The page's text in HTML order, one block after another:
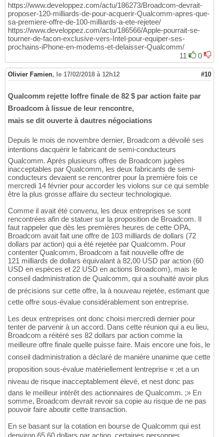
https://www.developpez.com/actu/186273/Broadcom-devrait-
proposer-120-milliards-de-pour-acquerir-Qualcomm-apres-que-
sa-premiere-offre-de-100-milliards-a-ete-rejetee/
https://www.developpez.com/actu/186566/Apple-pourrait-se-
tourner-de-facon-exclusive-vers-Intel-pour-equiper-ses-
prochains-iPhone-en-modems-et-delaisser-Qualcomm/
11
0
Olivier Famien, le 17/02/2018 à 12h12 #10
Qualcomm rejette loffre finale de 82 $ par action faite par
Broadcom à lissue de leur rencontre,
mais se dit ouverte à dautres négociations
Depuis le mois de novembre dernier, Broadcom a dévoilé ses
intentions dacquérir le fabricant de semi-conducteurs
Qualcomm. Après plusieurs offres de Broadcom jugées
inacceptables par Qualcomm, les deux fabricants de semi-
conducteurs devaient se rencontrer pour la première fois ce
mercredi 14 février pour accorder les violons sur ce qui semble
être la plus grosse affaire du secteur technologique.
Comme il avait été convenu, les deux entreprises se sont
rencontrées afin de statuer sur la proposition de Broadcom. Il
faut rappeler que dès les premières heures de cette OPA,
Broadcom avait fait une offre de 103 milliards de dollars (72
dollars par action) qui a été rejetée par Qualcomm. Pour
contenter Qualcomm, Broadcom a fait nouvelle offre de
121 milliards de dollars équivalant à 82,00 USD par action (60
USD en espèces et 22 USD en actions Broadcom), mais le
conseil dadministration de Qualcomm, qui a souhaité avoir plus
de précisions sur cette offre, la à nouveau rejetée, estimant que
cette offre sous-évalue considérablement son entreprise.
Les deux entreprises ont donc choisi mercredi dernier pour
tenter de parvenir à un accord. Dans cette réunion qui a eu lieu,
Broadcom a réitéré ses 82 dollars par action comme la
meilleure offre finale quelle puisse faire. Mais encore une fois, le
conseil dadministration a déclaré de manière unanime que cette
proposition sous-évalue matériellement lentreprise « ;et a un
niveau de risque inacceptablement élevé, et nest donc pas
dans le meilleur intérêt des actionnaires de Qualcomm. ;» En
somme, Broadcom devrait revoir sa copie au risque de ne pas
pouvoir faire aboutir cette transaction.
En se basant sur la cotation en bourse de Qualcomm qui est
denviron 65,60 dollars par action, certaines personnes